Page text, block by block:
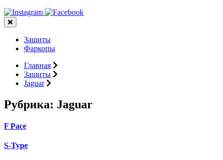
Защиты
Фаркопы
Главная
Защиты
Jaguar
Рубрика: Jaguar
F Pace
S-Type